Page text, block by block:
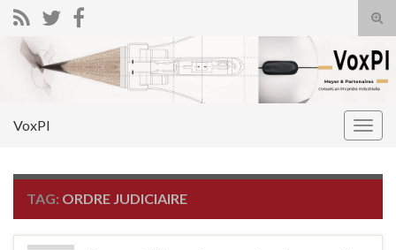
Search for:
VoxPI
TAG: ORDRE JUDICIAIRE